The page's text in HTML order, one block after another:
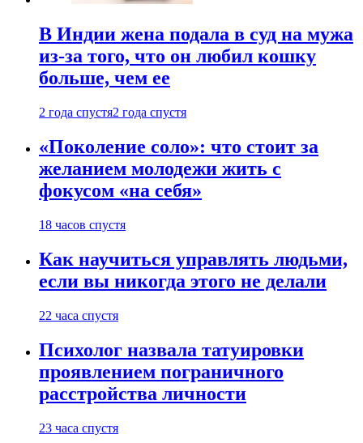
В Индии жена подала в суд на мужа
из-за того, что он любил кошку
больше, чем ее
2 года спустя2 года спустя
«Поколение соло»: что стоит за
желанием молодежи жить с
фокусом «на себя»
18 часов спустя
Как научиться управлять людьми,
если вы никогда этого не делали
22 часа спустя
Психолог назвала татуировки
проявлением пограничного
расстройства личности
23 часа спустя